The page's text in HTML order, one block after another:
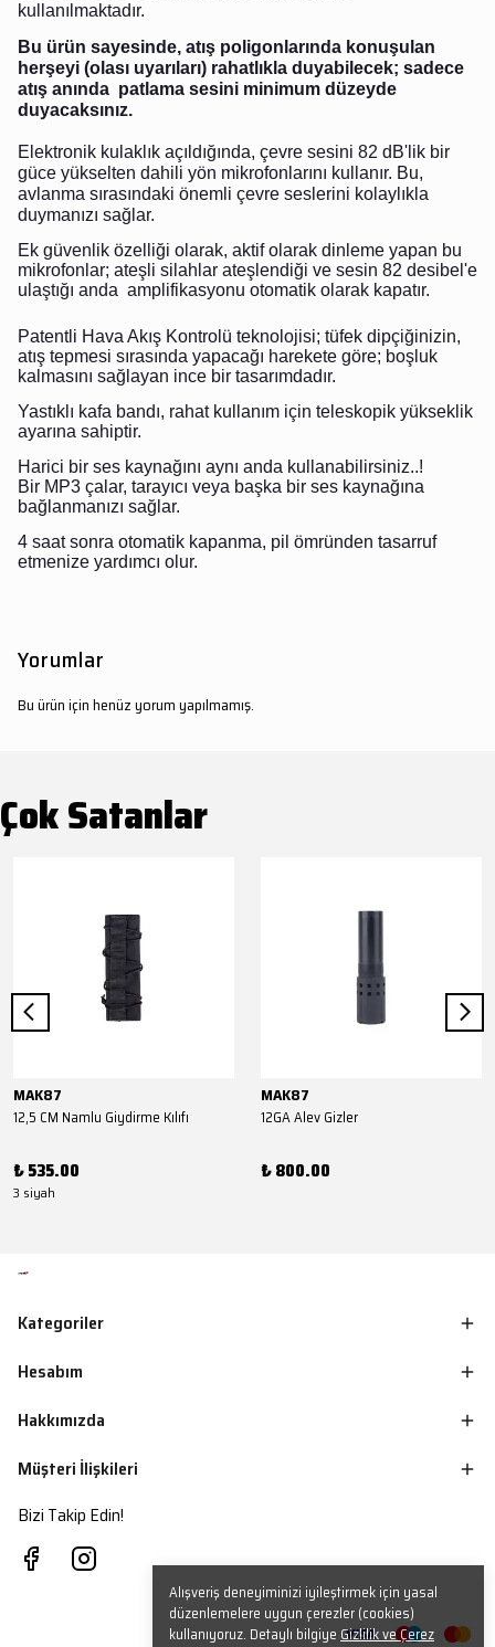
Alışveriş deneyiminizi iyileştirmek için yasal
düzenlemelere uygun çerezler (cookies)
kullanıyoruz. Detaylı bilgiye Gizlilik ve Çerez
kullanılmaktadır.
Bu ürün sayesinde, atış poligonlarında konuşulan
herşeyi (olası uyarıları) rahatlıkla duyabilecek; sadece
atış anında patlama sesini minimum düzeyde
duyacaksınız.
Elektronik kulaklık açıldığında, çevre sesini 82 dB'lik bir
güce yükselten dahili yön mikrofonlarını kullanır. Bu,
avlanma sırasındaki önemli çevre seslerini kolaylıkla
duymanızı sağlar.
Ek güvenlik özelliği olarak, aktif olarak dinleme yapan bu
mikrofonlar; ateşli silahlar ateşlendiği ve sesin 82 desibel'e
ulaştığı anda amplifikasyonu otomatik olarak kapatır.
Patentli Hava Akış Kontrolü teknolojisi; tüfek dipçiğinizin,
atış tepmesi sırasında yapacağı harekete göre; boşluk
kalmasını sağlayan ince bir tasarımdadır.
Yastıklı kafa bandı, rahat kullanım için teleskopik yükseklik
ayarına sahiptir.
Harici bir ses kaynağını aynı anda kullanabilirsiniz..!
Bir MP3 çalar, tarayıcı veya başka bir ses kaynağına
bağlanmanızı sağlar.
4 saat sonra otomatik kapanma, pil ömründen tasarruf
etmenize yardımcı olur.
Yorumlar
Bu ürün için henüz yorum yapılmamış.
Çok Satanlar
MAK87
12,5 CM Namlu Giydirme Kılıfı
₺ 535.00
3 siyah
MAK87
12GA Alev Gizler
₺ 800.00
Kategoriler
Hesabım
Hakkımızda
Müşteri İlişkileri
Bizi Takip Edin!